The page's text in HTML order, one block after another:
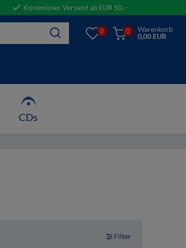
Kostenloser Versand ab EUR 50,--
0 0
Warenkorb
0,00 EUR
CDs
Filter